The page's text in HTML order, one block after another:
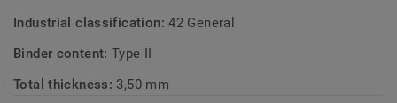
Industrial classification:42 General
Binder content:Type II
Total thickness: 3,50 mm